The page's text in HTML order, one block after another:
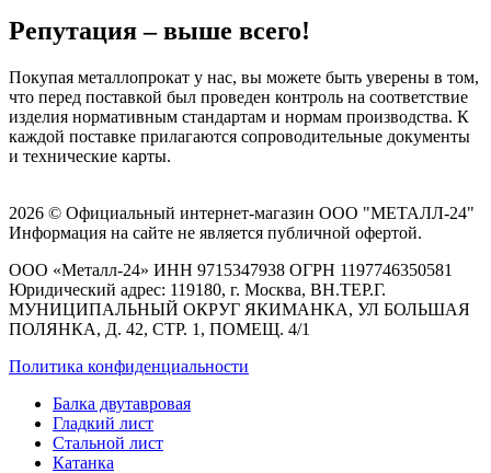
Репутация – выше всего!
Покупая металлопрокат у нас, вы можете быть уверены в том,
что перед поставкой был проведен контроль на соответствие
изделия нормативным стандартам и нормам производства. К
каждой поставке прилагаются сопроводительные документы
и технические карты.
2026 © Официальный интернет-магазин ООО "МЕТАЛЛ-24"
Информация на сайте не является публичной офертой.
ООО «Металл-24» ИНН 9715347938 ОГРН 1197746350581
Юридический адрес: 119180, г. Москва, ВН.ТЕР.Г.
МУНИЦИПАЛЬНЫЙ ОКРУГ ЯКИМАНКА, УЛ БОЛЬШАЯ
ПОЛЯНКА, Д. 42, СТР. 1, ПОМЕЩ. 4/1
Политика конфиденциальности
Балка двутавровая
Гладкий лист
Стальной лист
Катанка